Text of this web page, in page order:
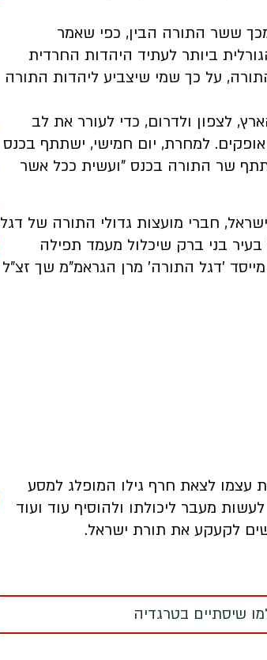
ששר התורה הבין, כפי שאמר
ביותר לעתיד היהדות החרדית
על כך שמי שיצביע ליהדות התורה
לצפון ולדרום, כדי לעורר את לב
למחרת, יום חמישי, ישתתף בכנס
שר התורה בכנס "ועשית ככל אשר
חברי מועצות גדולי התורה של דגל
בעיר בני ברק שיכלול מעמד תפילה
מייסד 'דגל התורה' מרן הגראמ"מ שך זצ"ל
עצמו לצאת חרף גילו המופלג למסע
מעבר ליכולתו ולהוסיף עוד ועוד
לקעקע את תורת ישראל.
שיסתיים בטרגדיה